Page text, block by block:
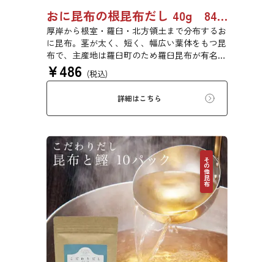
おに昆布の根昆布だし 40g 8487
厚岸から根室・羅臼・北方領土まで分布するお
に昆布。茎が太く、短く、幅広い葉体をもつ昆
布で、主産地は羅臼町のため羅臼昆布が有名で
すが、厚岸町で採れたおに昆布も同じ種類の昆
布です。真昆布と同等の高級品で、だし汁はや
や黄色く濁りますが、濃厚で特有の香りと甘味
のあるだしが特徴です。
¥486 (税込)
詳細はこちら
その他昆布